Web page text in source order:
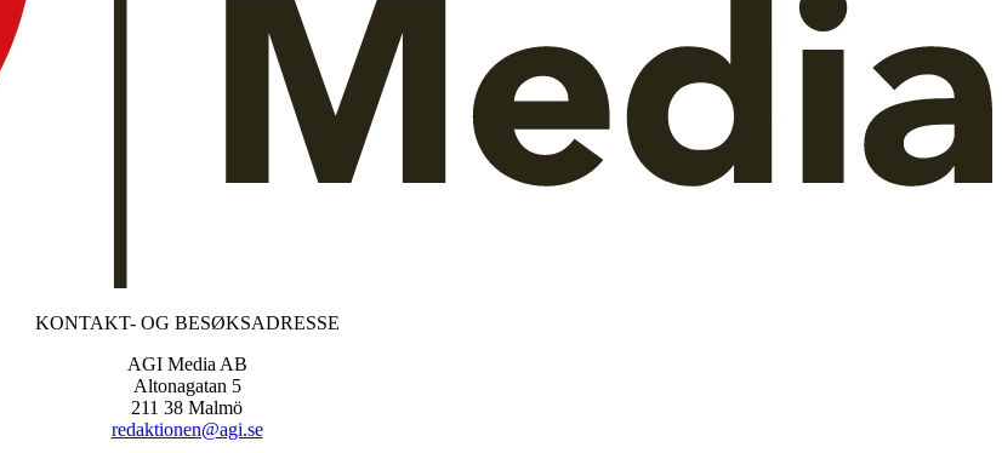
KONTAKT- OG BESØKSADRESSE
AGI Media AB
Altonagatan 5
211 38 Malmö
redaktionen@agi.se